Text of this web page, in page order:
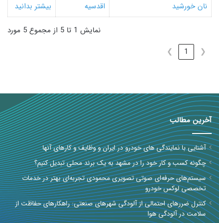
نان خورشید
اقدسیه بیشتر بدانید
نمایش 1 تا 5 از مجموع 5 مورد
❮
1
❯
آخرین مطالب
آشنایی با نمایندگی های خودرو در ایران و وظایف و کارهای آنها
چگونه کسب و کار خود را در مشهد به یک برند محلی تبدیل کنیم؟
سیستم‌های حرفه‌ای صوتی تصویری محمودی تجربه‌ای بهتر در خدمات
تخصصی لوکس خودرو
کنترل ضررهای احتمالی از آلودگی شهرهای صنعتی: راهکارهای حفاظت از
سلامت در آلودگی هوا